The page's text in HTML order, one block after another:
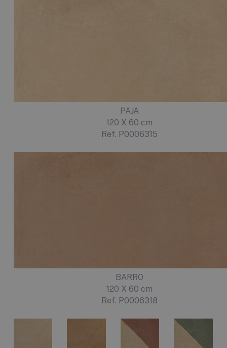
PAJA
120 X 60 cm
Ref. P0006315
BARRO
120 X 60 cm
Ref. P0006318